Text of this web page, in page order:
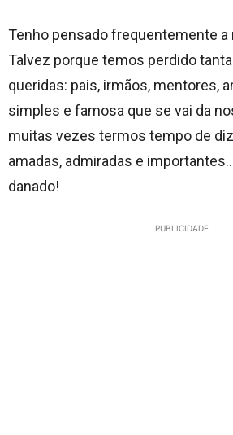
Tenho pensado frequentemente
Talvez porque temos perdido
queridas: pais, irmãos, mentores,
simples e famosa que se vai da
muitas vezes termos tempo de
amadas, admiradas e
danado!
PUBLICIDADE